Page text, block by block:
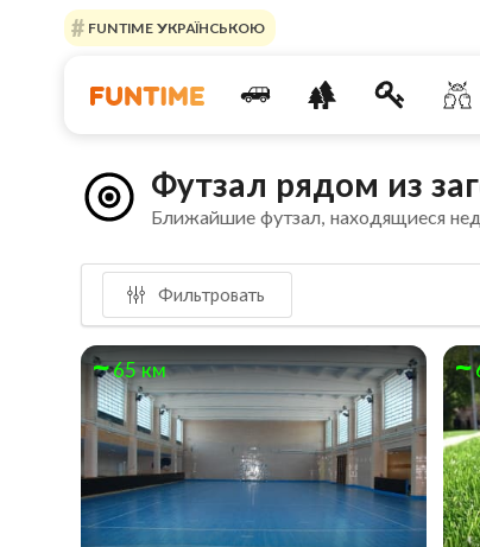
FUNTIME УКРАЇНСЬКОЮ
Футзал рядом из
Ближайшие футзал, находящиеся
Фильтровать
65 км